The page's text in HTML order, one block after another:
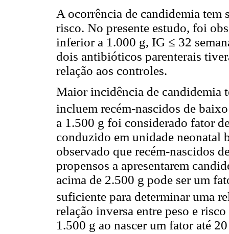
A ocorrência de candidemia tem
risco. No presente estudo, foi
inferior a 1.000 g, IG ≤ 32
dois antibióticos parenterais
relação aos controles.
Maior incidência de candidemia
incluem recém-nascidos de
a 1.500 g foi considerado fator
conduzido em unidade neonatal
observado que recém-nascidos
propensos a apresentarem
acima de 2.500 g pode ser um
suficiente para determinar uma
relação inversa entre peso e
1.500 g ao nascer um fator até